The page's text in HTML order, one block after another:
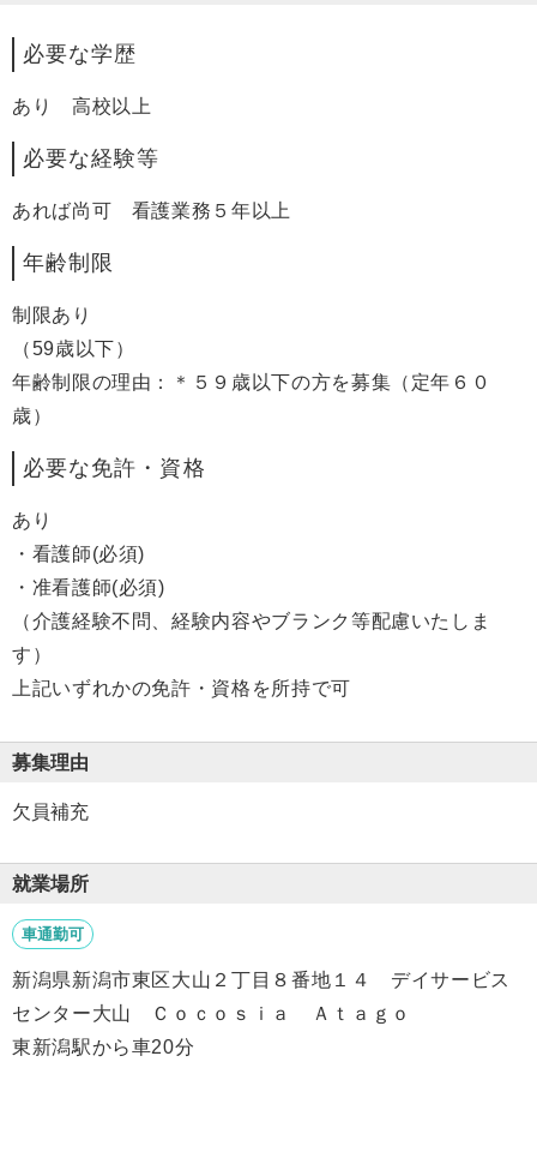
必要な学歴
あり 高校以上
必要な経験等
あれば尚可 看護業務５年以上
年齢制限
制限あり
（59歳以下）
年齢制限の理由：＊５９歳以下の方を募集（定年６０
歳）
必要な免許・資格
あり
・看護師(必須)
・准看護師(必須)
（介護経験不問、経験内容やブランク等配慮いたしま
す）
上記いずれかの免許・資格を所持で可
募集理由
欠員補充
就業場所
車通勤可
新潟県新潟市東区大山２丁目８番地１４ デイサービス
センター大山 Ｃｏｃｏｓｉａ Ａｔａｇｏ
東新潟駅から車20分